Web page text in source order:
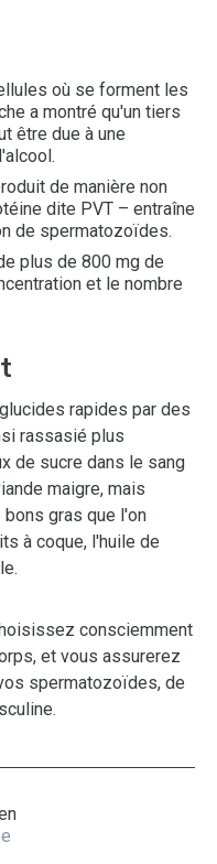
où se forment les
a montré qu'un tiers
être due à une
de manière non
dite PVT – entraîne
de spermatozoïdes.
plus de 800 mg de
et le nombre
rapides par des
rassasié plus
de sucre dans le sang
maigre, mais
gras que l'on
à coque, l'huile de
consciemment
et vous assurerez
spermatozoïdes, de